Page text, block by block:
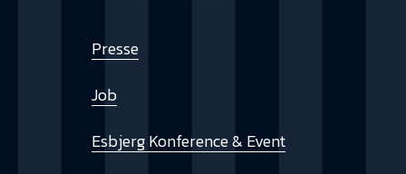
Presse
Job
Esbjerg Konference & Event